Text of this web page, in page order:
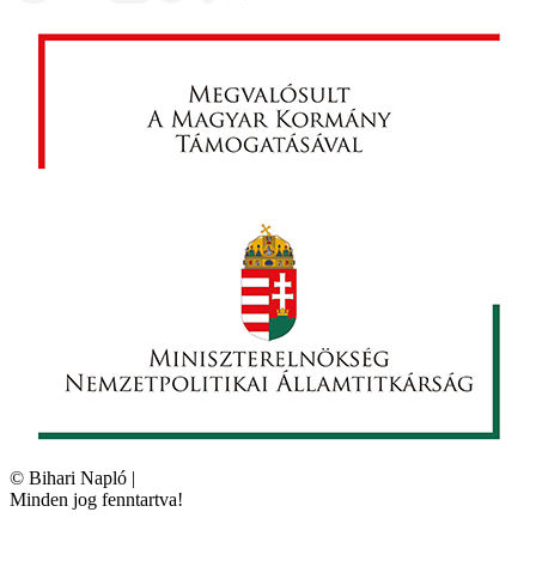
© Bihari Napló |
Minden jog fenntartva!